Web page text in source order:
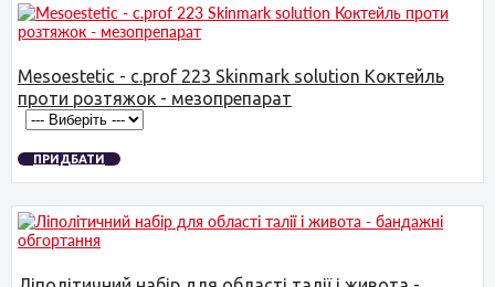
Mesoestetic - c.prof 223 Skinmark solution Коктейль
проти розтяжок - мезопрепарат
ПРИДБАТИ